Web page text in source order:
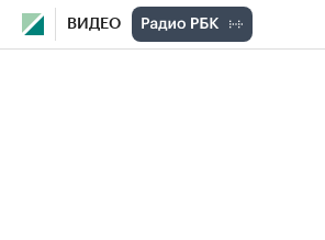
ВИДЕО